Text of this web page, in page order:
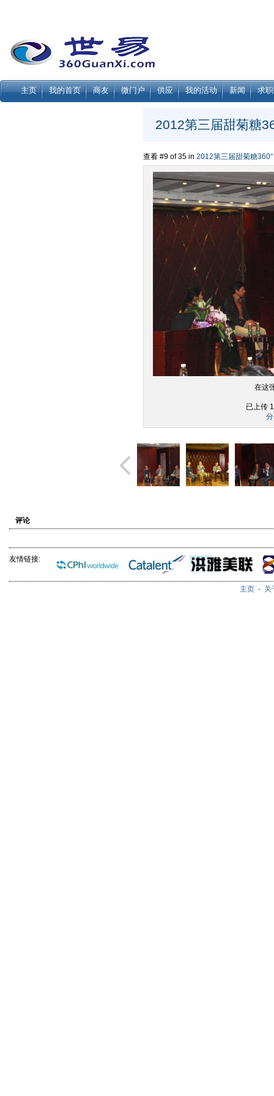
主页 我的首页 商友 微门户 供应 我的活动 新闻 求
2012第三届甜菊糖
查看 #9 of 35 in 2012第三届甜菊糖
在这
已上传
评论
友情链接:
主页 - 关